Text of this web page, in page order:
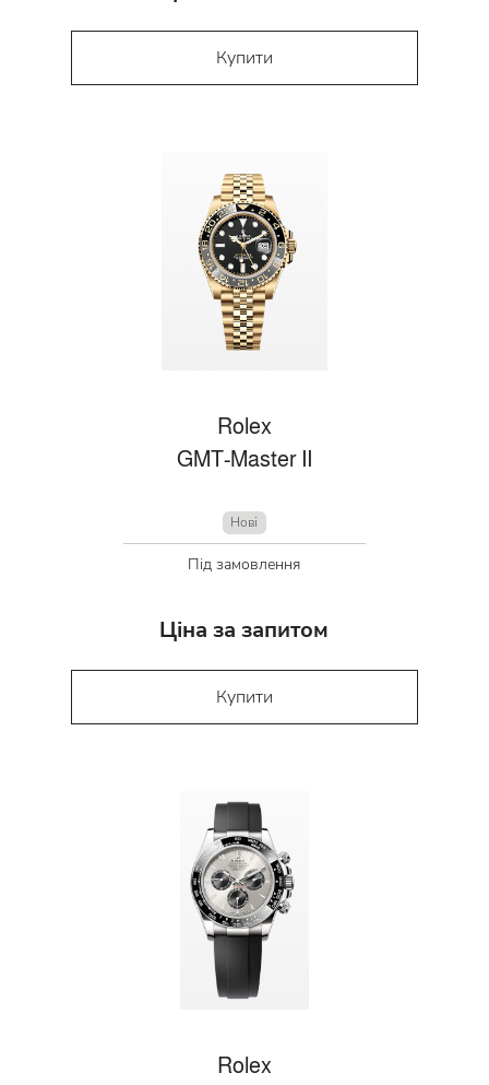
Купити
Rolex
GMT-Master II
Нові
Під замовлення
Ціна за запитом
Купити
Rolex